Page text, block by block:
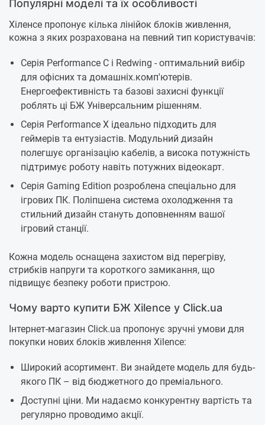
Популярні моделі та їх особливості
Хіленсе пропонує кілька лінійок блоків живлення,
кожна з яких розрахована на певний тип користувачів:
Серія Performance C і Redwing - оптимальний вибір
для офісних та домашніх.комп'ютерів.
Енергоефективність та базові захисні функції
роблять ці БЖ Універсальним рішенням.
Серія Performance X ідеально підходить для
геймерів та ентузіастів. Модульний дизайн
полегшує організацію кабелів, а висока потужність
підтримує роботу навіть потужних відеокарт.
Серія Gaming Edition розроблена спеціально для
ігрових ПК. Поліпшена система охолодження та
стильний дизайн стануть доповненням вашої
ігровий станції.
Кожна модель оснащена захистом від перегріву,
стрибків напруги та короткого замикання, що
підвищує безпеку роботи пристрою.
Чому варто купити БЖ Xilence у Click.ua
Інтернет-магазин Click.ua пропонує зручні умови для
покупки нових блоків живлення Xilence:
Широкий асортимент. Ви знайдете модель для будь-
якого ПК – від бюджетного до преміального.
Доступні ціни. Ми надаємо конкурентну вартість та
регулярно проводимо акції.